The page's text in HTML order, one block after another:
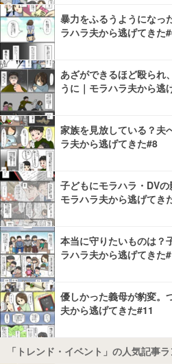
暴力をふるうようになっ
ラハラ夫から逃げてきた
あざができるほど殴られ
うに｜モラハラ夫から逃
家族を見放している？夫
ラ夫から逃げてきた#8
子どもにモラハラ・DV
モラハラ夫から逃げてき
本当に守りたいものは？
ラハラ夫から逃げてきた
優しかった義母が豹変。
夫から逃げてきた#11
「トレンド・イベント」の人気記事